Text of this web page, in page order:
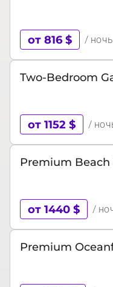
от 816 $ / ночь
Two-Bedroom
от 1152 $ /
Premium Beach
от 1440 $ /
Premium